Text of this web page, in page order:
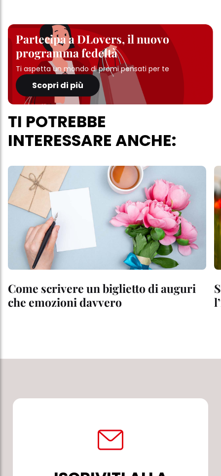
Partecipa a DLovers, il nuovo
programma fedeltà
Ti aspetta un mondo di premi pensati per te
Scopri di più
TI POTREBBE
INTERESSARE ANCHE:
Come scrivere un biglietto di auguri
che emozioni davvero